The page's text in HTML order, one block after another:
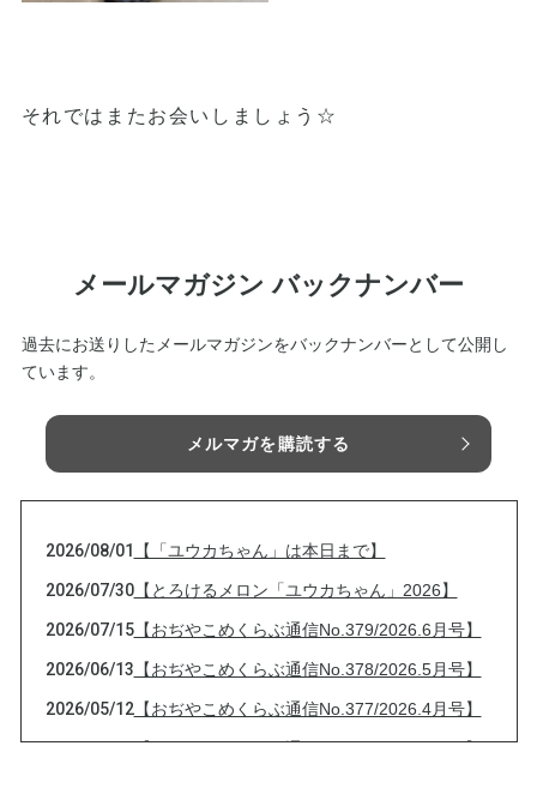
それではまたお会いしましょう☆
メールマガジン バックナンバー
過去にお送りしたメールマガジンをバックナンバーとして公開し
ています。
メルマガを購読する
2026/08/01 【「ユウカちゃん」は本日まで】
2026/07/30【とろけるメロン「ユウカちゃん」2026】
2026/07/15【おぢやこめくらぶ通信No.379/2026.6月号】
2026/06/13 【おぢやこめくらぶ通信No.378/2026.5月号】
2026/05/12【おぢやこめくらぶ通信No.377/2026.4月号】
2026/04/13【おぢやこめくらぶ通信No.376/2026.3月号】